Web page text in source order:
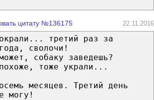
цитату №136175 22.11.2016
третий раз за
сволочи!
собаку заведешь?
тоже украли...
месяцев. Третий день
могу!